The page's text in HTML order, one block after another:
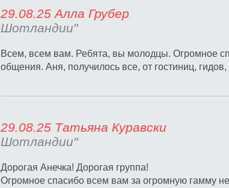
29.08.25 Алла
Шотландии"
Всем, всем вам. Ребята, вы молодцы. Огромное
общения. Аня, получилось все, от гостиниц,
29.08.25 Татьяна
Шотландии"
Дорогая Анечка! Дорогая группа!
Огромное спасибо всем вам за огромную гамму